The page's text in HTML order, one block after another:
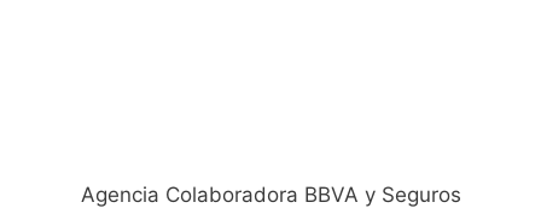
Agencia Colaboradora BBVA y Seguros